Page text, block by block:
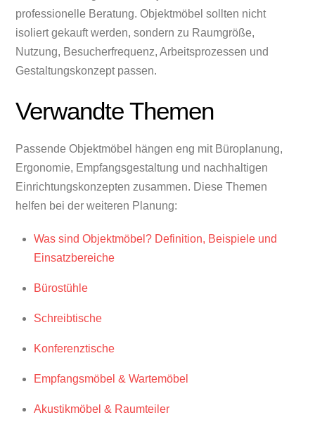
professionelle Beratung. Objektmöbel sollten nicht
isoliert gekauft werden, sondern zu Raumgröße,
Nutzung, Besucherfrequenz, Arbeitsprozessen und
Gestaltungskonzept passen.
Verwandte Themen
Passende Objektmöbel hängen eng mit Büroplanung,
Ergonomie, Empfangsgestaltung und nachhaltigen
Einrichtungskonzepten zusammen. Diese Themen
helfen bei der weiteren Planung:
Was sind Objektmöbel? Definition, Beispiele und
Einsatzbereiche
Bürostühle
Schreibtische
Konferenztische
Empfangsmöbel & Wartemöbel
Akustikmöbel & Raumteiler